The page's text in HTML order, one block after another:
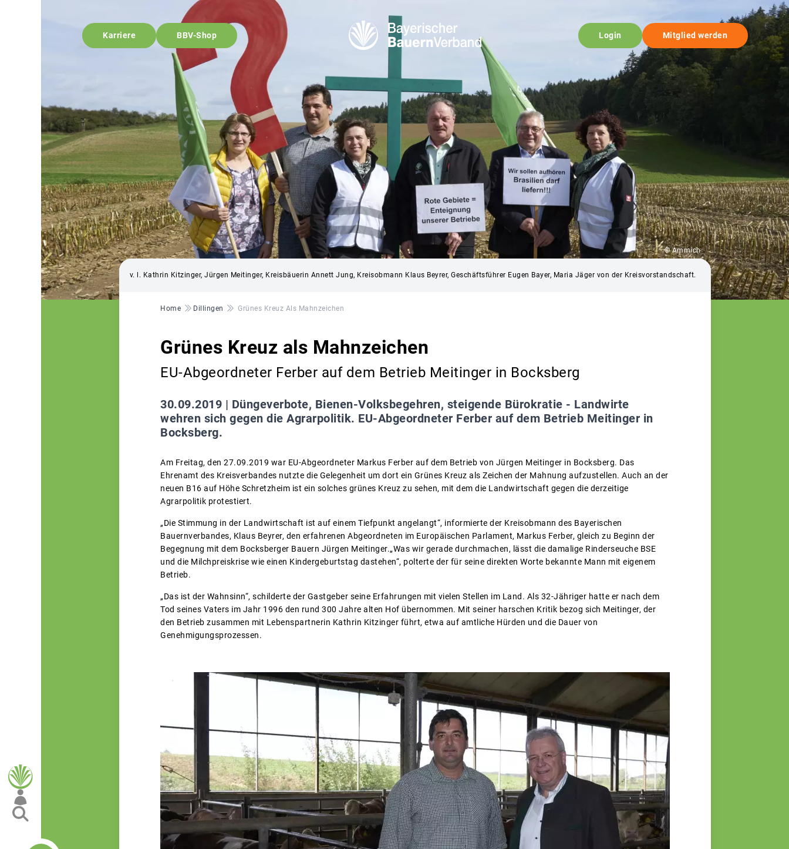
Karriere BBV-Shop Login Mitglied werden
© Ammich
v. l. Kathrin Kitzinger, Jürgen Meitinger, Kreisbäuerin Annett Jung, Kreisobmann Klaus Beyrer, Geschäftsführer Eugen Bayer, Maria Jäger von der Kreisvorstandschaft.
Pfadnavigation
Home Dillingen Grünes Kreuz Als Mahnzeichen
Grünes Kreuz als Mahnzeichen
EU-Abgeordneter Ferber auf dem Betrieb Meitinger in Bocksberg
30.09.2019 | Düngeverbote, Bienen-Volksbegehren, steigende Bürokratie - Landwirte
wehren sich gegen die Agrarpolitik. EU-Abgeordneter Ferber auf dem Betrieb Meitinger in
Bocksberg.
Am Freitag, den 27.09.2019 war EU-Abgeordneter Markus Ferber auf dem Betrieb von Jürgen Meitinger in Bocksberg. Das
Ehrenamt des Kreisverbandes nutzte die Gelegenheit um dort ein Grünes Kreuz als Zeichen der Mahnung aufzustellen. Auch an der
neuen B16 auf Höhe Schretzheim ist ein solches grünes Kreuz zu sehen, mit dem die Landwirtschaft gegen die derzeitige
Agrarpolitik protestiert.
„Die Stimmung in der Landwirtschaft ist auf einem Tiefpunkt angelangt“, informierte der Kreisobmann des Bayerischen
Bauernverbandes, Klaus Beyrer, den erfahrenen Abgeordneten im Europäischen Parlament, Markus Ferber, gleich zu Beginn der
Begegnung mit dem Bocksberger Bauern Jürgen Meitinger.„Was wir gerade durchmachen, lässt die damalige Rinderseuche BSE
und die Milchpreiskrise wie einen Kindergeburtstag dastehen“, polterte der für seine direkten Worte bekannte Mann mit eigenem
Betrieb.
„Das ist der Wahnsinn“, schilderte der Gastgeber seine Erfahrungen mit vielen Stellen im Land. Als 32-Jähriger hatte er nach dem
Tod seines Vaters im Jahr 1996 den rund 300 Jahre alten Hof übernommen. Mit seiner harschen Kritik bezog sich Meitinger, der
den Betrieb zusammen mit Lebenspartnerin Kathrin Kitzinger führt, etwa auf amtliche Hürden und die Dauer von
Genehmigungsprozessen.